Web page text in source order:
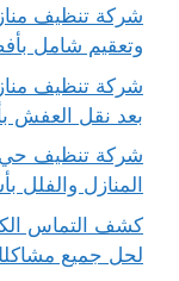
شركة تنظيف
وتعقيم شامل
شركة تنظيف
بعد نقل العفش
شركة تنظيف
المنازل والفلل
كشف التماس
لحل جميع